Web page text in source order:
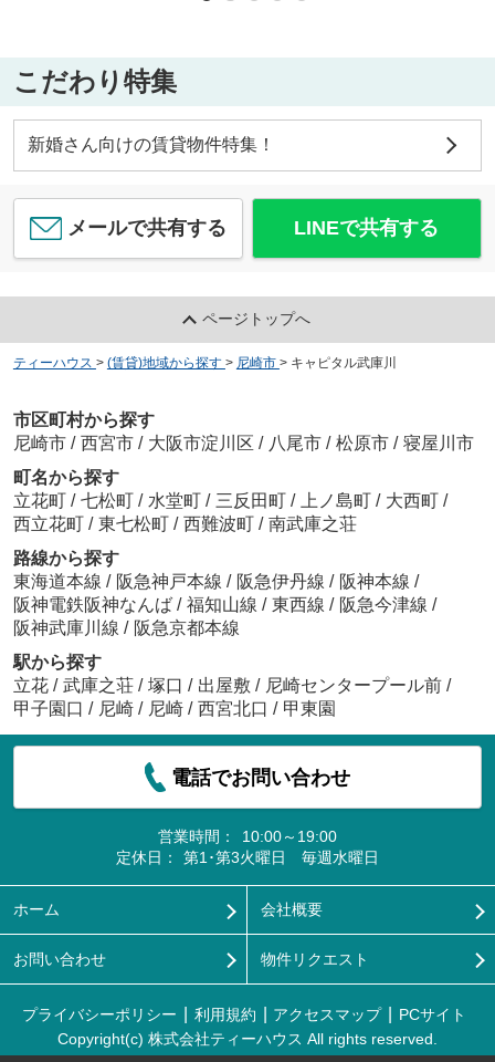
こだわり特集
新婚さん向けの賃貸物件特集！
メールで共有する LINEで共有する
ページトップへ
ティーハウス > (賃貸)地域から探す > 尼崎市 > キャピタル武庫川
市区町村から探す
尼崎市 / 西宮市 / 大阪市淀川区 / 八尾市 / 松原市 / 寝屋川市
町名から探す
立花町 / 七松町 / 水堂町 / 三反田町 / 上ノ島町 / 大西町 /
西立花町 / 東七松町 / 西難波町 / 南武庫之荘
路線から探す
東海道本線 / 阪急神戸本線 / 阪急伊丹線 / 阪神本線 /
阪神電鉄阪神なんば / 福知山線 / 東西線 / 阪急今津線 /
阪神武庫川線 / 阪急京都本線
駅から探す
立花 / 武庫之荘 / 塚口 / 出屋敷 / 尼崎センタープール前 /
甲子園口 / 尼崎 / 尼崎 / 西宮北口 / 甲東園
電話でお問い合わせ
営業時間：
10:00～19:00
定休日：
第1･第3火曜日 毎週水曜日
ホーム 会社概要
お問い合わせ 物件リクエスト
プライバシーポリシー 利用規約 アクセスマップ
PCサイト
Copyright(c) 株式会社ティーハウス All rights reserved.